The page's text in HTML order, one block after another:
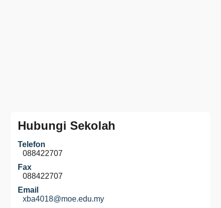
Hubungi Sekolah
Telefon
088422707
Fax
088422707
Email
xba4018@moe.edu.my